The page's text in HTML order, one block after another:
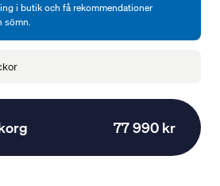
i butik och få rekommendationer
sömn.
77 990 kr